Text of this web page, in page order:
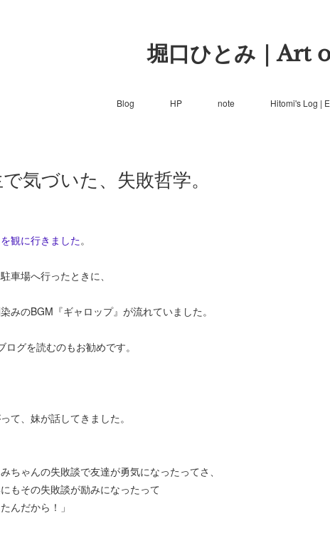
堀口ひとみ｜Art
Blog HP note Hitomi's Log |
気づいた、失敗哲学。
観に行きました。
車場へ行ったときに、
みのBGM『ギャロップ』が流れていました。
グを読むのもお勧めです。
て、妹が話してきました。
ちゃんの失敗談で友達が勇気になったってさ、
もその失敗談が励みになったって
んだから！」